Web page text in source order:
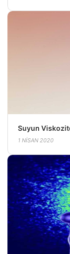
Suyun
1 NISAN 2020